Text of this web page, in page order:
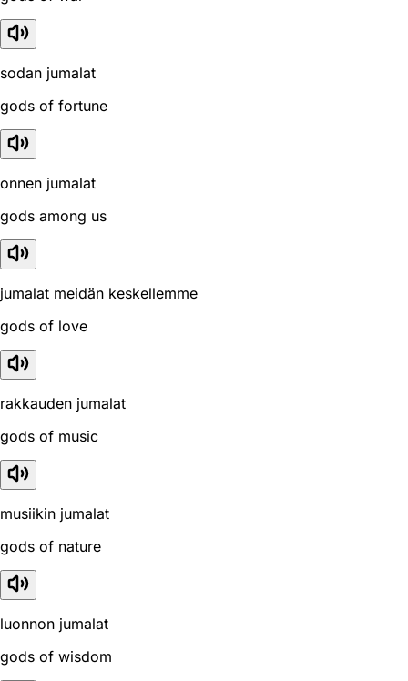
sodan jumalat
gods of fortune
onnen jumalat
gods among us
jumalat meidän keskellemme
gods of love
rakkauden jumalat
gods of music
musiikin jumalat
gods of nature
luonnon jumalat
gods of wisdom